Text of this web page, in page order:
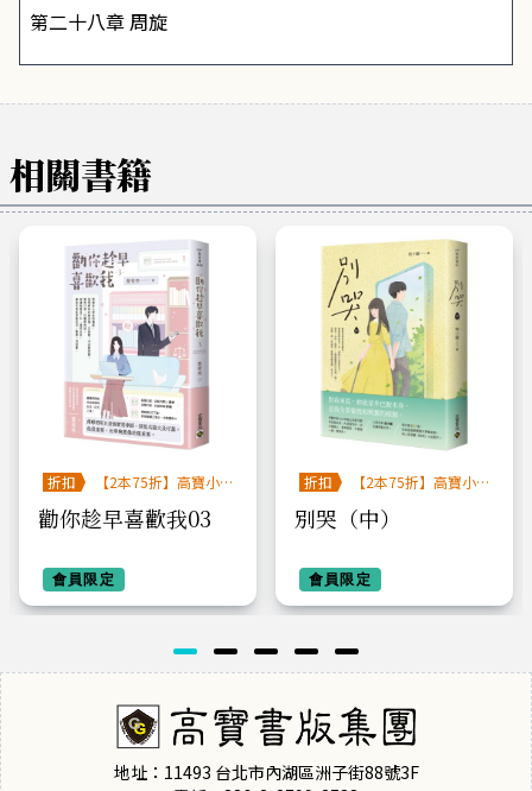
第二十八章周旋
相關書籍
折扣
【2本75折】高寶小
勸你趁早喜歡我03
會員限定
折扣
【2本75折】高寶小
別哭（中）
會員限定
地址：11493 台北市內湖區洲子街88號3F